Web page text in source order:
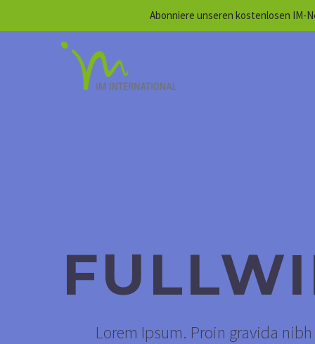
Lorem Ipsum. Proin gravida
Abonniere unseren kostenlosen IM-